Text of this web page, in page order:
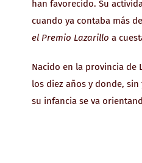
han favorecido. Su
cuando ya contaba más
el Premio Lazarillo a
Nacido en la provincia de
los diez años y donde,
su infancia se va